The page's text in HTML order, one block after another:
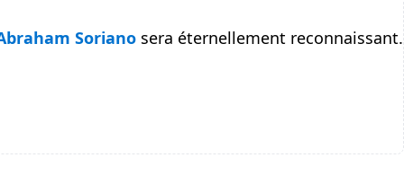
Soriano sera éternellement reconnaissant.